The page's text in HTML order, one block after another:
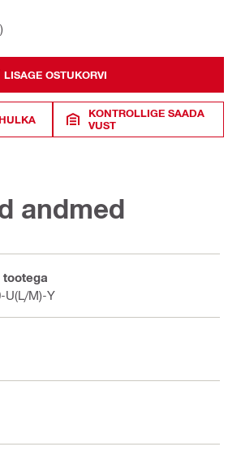
LISAGE OSTUKORVI
KONTROLLIGE SAADA
VUST
andmed
tootega
U(L/M)-Y